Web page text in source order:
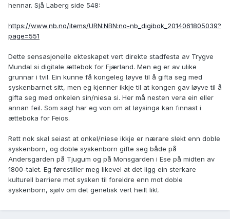
hennar. Sjå Laberg side 548:
https://www.nb.no/items/URN:NBN:no-nb_digibok_2014061805039?
page=551
Dette sensasjonelle ekteskapet vert direkte stadfesta av Trygve
Mundal si digitale ættebok for Fjærland. Men eg er av ulike
grunnar i tvil. Ein kunne få kongeleg løyve til å gifta seg med
syskenbarnet sitt, men eg kjenner ikkje til at kongen gav løyve til å
gifta seg med onkelen sin/niesa si. Her må nesten vera ein eller
annan feil. Som sagt har eg von om at løysinga kan finnast i
ætteboka for Feios.
Rett nok skal seiast at onkel/niese ikkje er nærare slekt enn doble
syskenborn, og doble syskenborn gifte seg både på
Andersgarden på Tjugum og på Monsgarden i Ese på midten av
1800-talet. Eg førestiller meg likevel at det ligg ein sterkare
kulturell barriere mot sysken til foreldre enn mot doble
syskenborn, sjølv om det genetisk vert heilt likt.